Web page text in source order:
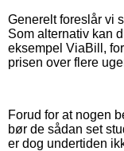
Generelt foreslår vi
Som alternativ kan
eksempel ViaBill,
prisen over flere
Forud for at nogen
bør de sådan set
er dog undertiden